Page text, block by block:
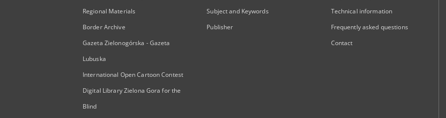
Regional Materials
Border Archive
Gazeta Zielonogórska - Gazeta
Lubuska
International Open Cartoon Contest
Digital Library Zielona Gora for the
Blind
Subject and Keywords
Publisher
Technical information
Frequently asked questions
Contact